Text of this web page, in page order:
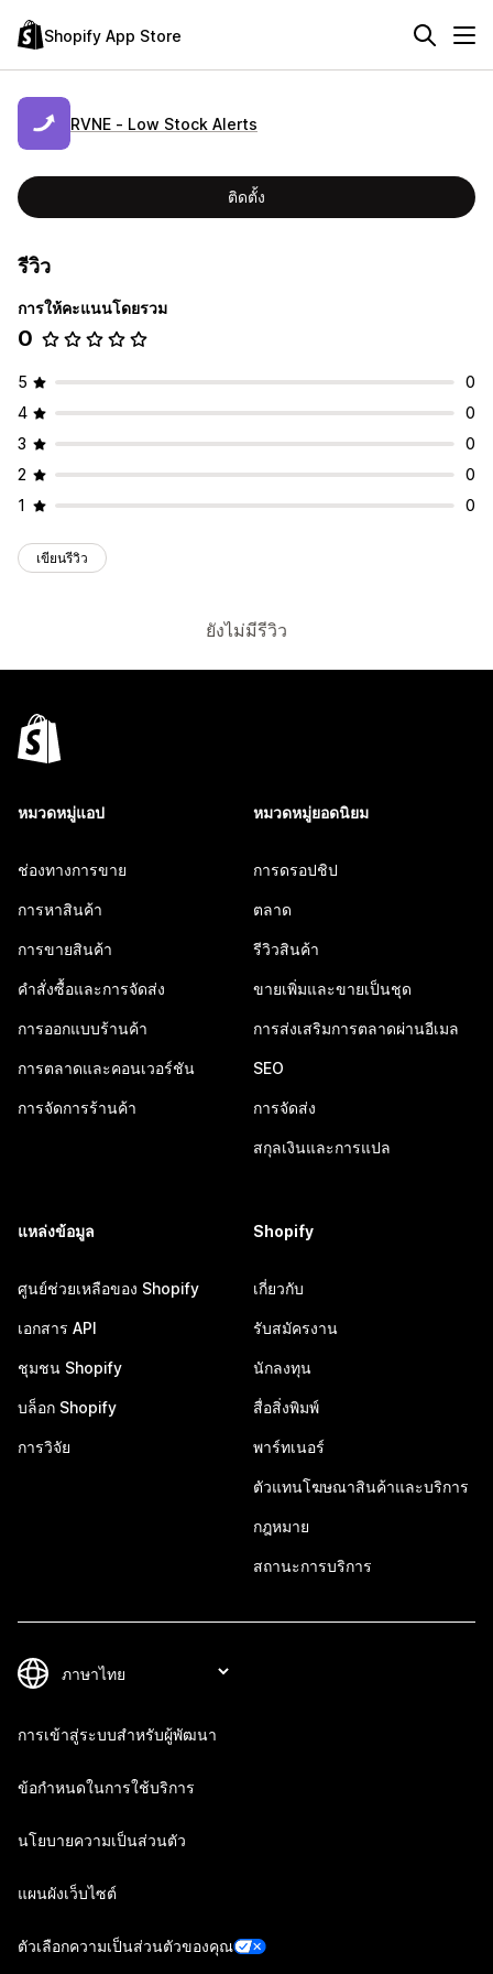
Shopify App Store
RVNE ‑ Low Stock Alerts
ติดตั้ง
รีวิว
การให้คะแนนโดยรวม
0
5
0
4
0
3
0
2
0
1
0
เขียนรีวิว
ยังไม่มีรีวิว
หมวดหมู่แอป
ช่องทางการขาย
การหาสินค้า
การขายสินค้า
คำสั่งซื้อและการจัดส่ง
การออกแบบร้านค้า
การตลาดและคอนเวอร์ชัน
การจัดการร้านค้า
หมวดหมู่ยอดนิยม
การดรอปชิป
ตลาด
รีวิวสินค้า
ขายเพิ่มและขายเป็นชุด
การส่งเสริมการตลาดผ่านอีเมล
SEO
การจัดส่ง
สกุลเงินและการแปล
แหล่งข้อมูล
ศูนย์ช่วยเหลือของ Shopify
เอกสาร API
ชุมชน Shopify
บล็อก Shopify
การวิจัย
Shopify
เกี่ยวกับ
รับสมัครงาน
นักลงทุน
สื่อสิ่งพิมพ์
พาร์ทเนอร์
ตัวแทนโฆษณาสินค้าและบริการ
กฎหมาย
สถานะการบริการ
การเข้าสู่ระบบสำหรับผู้พัฒนา
ข้อกำหนดในการใช้บริการ
นโยบายความเป็นส่วนตัว
แผนผังเว็บไซต์
ตัวเลือกความเป็นส่วนตัวของคุณ